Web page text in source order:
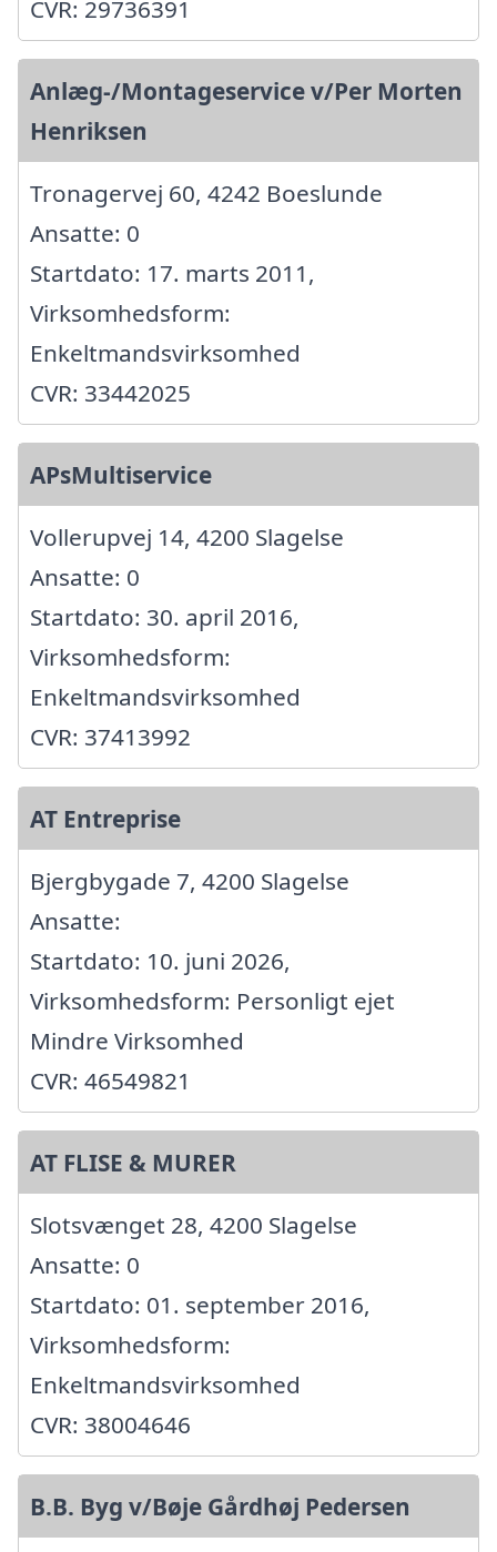
CVR: 29736391
Anlæg-/Montageservice v/Per Morten
Henriksen
Tronagervej 60, 4242 Boeslunde
Ansatte: 0
Startdato: 17. marts 2011,
Virksomhedsform:
Enkeltmandsvirksomhed
CVR: 33442025
APsMultiservice
Vollerupvej 14, 4200 Slagelse
Ansatte: 0
Startdato: 30. april 2016,
Virksomhedsform:
Enkeltmandsvirksomhed
CVR: 37413992
AT Entreprise
Bjergbygade 7, 4200 Slagelse
Ansatte:
Startdato: 10. juni 2026,
Virksomhedsform: Personligt ejet
Mindre Virksomhed
CVR: 46549821
AT FLISE & MURER
Slotsvænget 28, 4200 Slagelse
Ansatte: 0
Startdato: 01. september 2016,
Virksomhedsform:
Enkeltmandsvirksomhed
CVR: 38004646
B.B. Byg v/Bøje Gårdhøj Pedersen